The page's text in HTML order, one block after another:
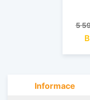
5
Informace